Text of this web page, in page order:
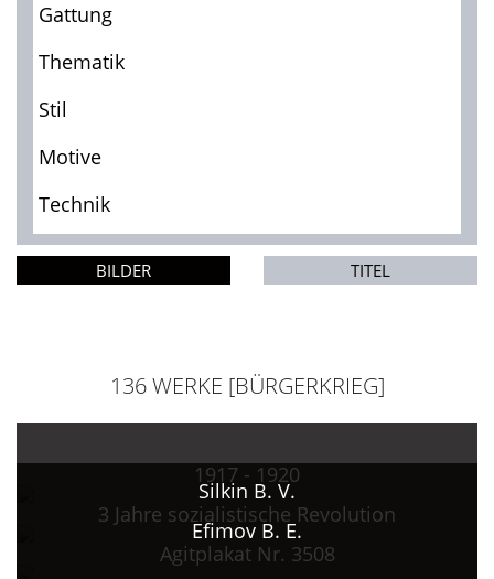
Gattung
Thematik
Stil
Motive
Technik
BILDER TITEL
136 WERKE [BÜRGERKRIEG]
1917 - 1920
Silkin B. V.
3 Jahre sozialistische Revolution
Efimov B. E.
Agitplakat Nr. 3508